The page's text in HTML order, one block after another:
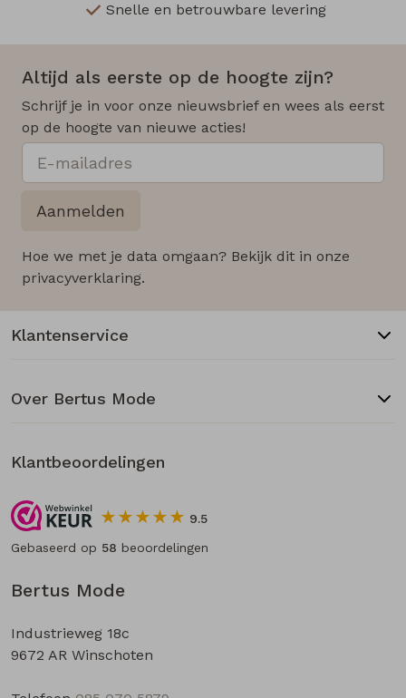
Snelle en betrouwbare levering
Altijd als eerste op de hoogte zijn?
Schrijf je in voor onze nieuwsbrief en wees als eerst
op de hoogte van nieuwe acties!
Aanmelden
Hoe we met je data omgaan? Bekijk dit in onze
privacyverklaring.
Bertus Mode
Industrieweg 18c
9672 AR Winschoten
Klantenservice
Over Bertus Mode
Klantbeoordelingen
9.5
Gebaseerd op 58 beoordelingen